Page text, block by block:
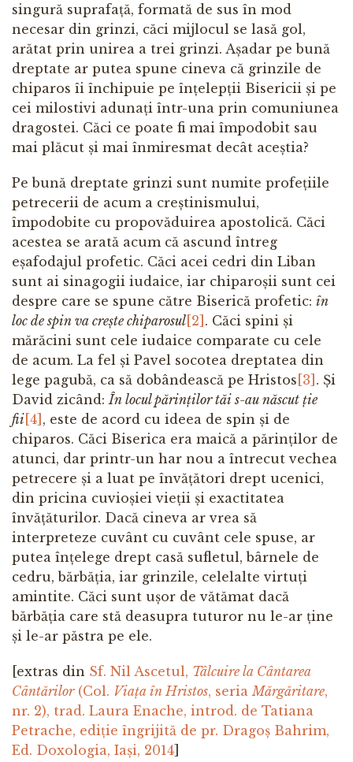
singură suprafață, formată de sus în mod
necesar din grinzi, căci mijlocul se lasă gol,
arătat prin unirea a trei grinzi. Așadar pe bună
dreptate ar putea spune cineva că grinzile de
chiparos îi închipuie pe înțelepții Bisericii și pe
cei milostivi adunați într-una prin comuniunea
dragostei. Căci ce poate fi mai împodobit sau
mai plăcut și mai înmiresmat decât aceștia?
Pe bună dreptate grinzi sunt numite profețiile
petrecerii de acum a creștinismului,
împodobite cu propovăduirea apostolică. Căci
acestea se arată acum că ascund întreg
eșafodajul profetic. Căci acei cedri din Liban
sunt ai sinagogii iudaice, iar chiparoșii sunt cei
despre care se spune către Biserică profetic: în
loc de spin va crește chiparosul[2] . Căci spini și
mărăcini sunt cele iudaice comparate cu cele
de acum. La fel și Pavel socotea dreptatea din
lege pagubă, ca să dobândească pe Hristos [3] . Și
David zicând: În locul părinților tăi s-au născut ție
fii[4] , este de acord cu ideea de spin și de
chiparos. Căci Biserica era maică a părinților de
atunci, dar printr-un har nou a întrecut vechea
petrecere și a luat pe învățători drept ucenici,
din pricina cuvioșiei vieții și exactitatea
învățăturilor. Dacă cineva ar vrea să
interpreteze cuvânt cu cuvânt cele spuse, ar
putea înțelege drept casă sufletul, bârnele de
cedru, bărbăția, iar grinzile, celelalte virtuți
amintite. Căci sunt ușor de vătămat dacă
bărbăția care stă deasupra tuturor nu le-ar ține
și le-ar păstra pe ele.
[extras din Sf. Nil Ascetul, Tâlcuire la Cântarea
Cântărilor(Col. Viața în Hristos, seria Mărgăritare,
nr. 2), trad. Laura Enache, introd. de Tatiana
Petrache, ediție îngrijită de pr. Dragoș Bahrim,
Ed. Doxologia, Iași, 2014]